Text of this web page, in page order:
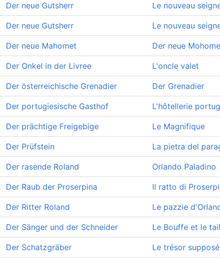
Der neue Gutsherr Le nouveau
Der neue Gutsherr Le nouveau
Der neue Mahomet Der neue
Der Onkel in der Livree L'oncle valet
Der österreichische Grenadier Der Grenadier
Der portugiesische Gasthof L'hôtellerie
Der prächtige Freigebige Le Magnifique
Der Prüfstein La pietra del
Der rasende Roland Orlando Paladino
Der Raub der Proserpina Il ratto di
Der Ritter Roland Le pazzie
Der Sänger und der Schneider Le Bouffe et le
Der Schatzgräber Le trésor supposé